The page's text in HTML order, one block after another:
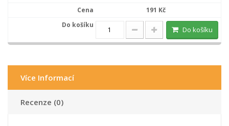
191 Kč
Do košíku
Více Informací
Recenze (0)